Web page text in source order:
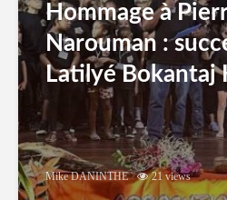
Hommage à
Narouman :
Latilyé Bokantaj
Mike DANINTHE 21 views